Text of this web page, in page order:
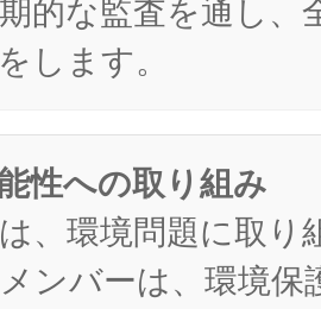
的な監査を通し
します。
性への取り組み
、環境問題に取
ンバーは、環境保